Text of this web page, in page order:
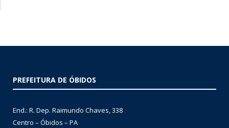
PREFEITURA DE ÓBIDOS
End.: R. Dep. Raimundo Chaves, 338
Centro – Óbidos – PA